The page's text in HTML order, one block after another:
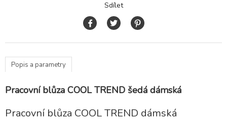
Sdílet
Popis a parametry
Pracovní blůza COOL TREND šedá dámská
Pracovní blůza COOL TREND dámská